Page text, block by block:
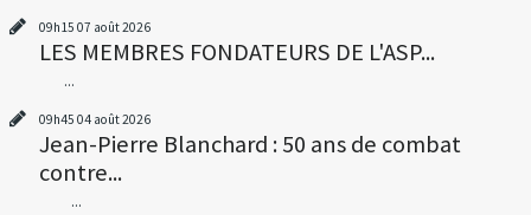
09h15 07 août 2026
LES MEMBRES FONDATEURS DE L'ASP...
...
09h45 04 août 2026
Jean-Pierre Blanchard : 50 ans de combat
contre...
...